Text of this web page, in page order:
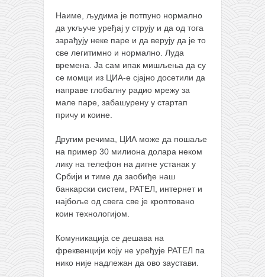
галерија клуба
чланарина
контакт
бесплатна е-књига
термини тренинга
моја прича
моја прича
контакт
Наиме, људима је потпуно нормално
да укључе уређај у струју и да од тога
зарађују неке паре и да верују да је то
све легитимно и нормално. Луда
времена. Ја сам ипак мишљења да су
се момци из ЦИА-е сјајно досетили да
направе глобалну радио мрежу за
мале паре, забашурену у стартап
причу и коине.
Другим речима, ЦИА може да пошаље
на пример 30 милиона долара неком
лику на телефон на дигне устанак у
Србији и тиме да заобиђе наш
банкарски систем, РАТЕЛ, интернет и
најбоље од свега све је кроптовано
коин технологијом.
Комуникација се дешава на
фреквенцији коју не уређује РАТЕЛ па
нико није надлежан да ово заустави.